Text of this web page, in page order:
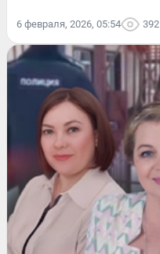
6 февраля, 2026, 05:54 392